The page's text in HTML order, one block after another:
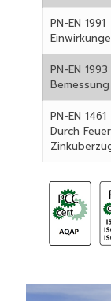
PN-EN 1991
PN-EN 1993
PN-EN 1461
Durch